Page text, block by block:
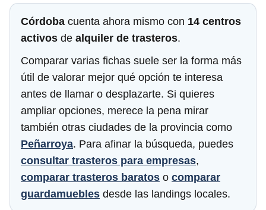
Córdoba cuenta ahora mismo con 14 centros
activos de alquiler de trasteros.
Comparar varias fichas suele ser la forma más
útil de valorar mejor qué opción te interesa
antes de llamar o desplazarte. Si quieres
ampliar opciones, merece la pena mirar
también otras ciudades de la provincia como
Peñarroya. Para afinar la búsqueda, puedes
consultar trasteros para empresas,
comparar trasteros baratos o comparar
guardamuebles desde las landings locales.